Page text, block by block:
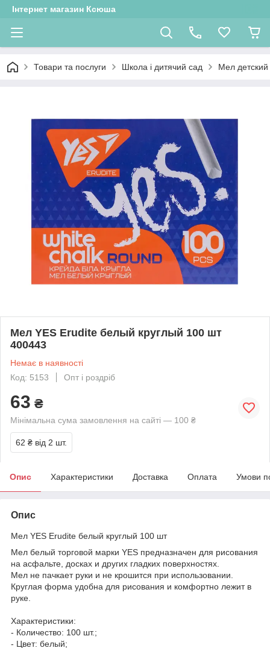
Інтернет магазин Ксюша
Товари та послуги Школа і дитячий сад Мел детский
Мел YES Erudite белый круглый 100 шт
400443
Немає в наявності
Код: 5153
Опт і роздріб
63 ₴
Мінімальна сума замовлення на сайті — 100 ₴
62 ₴ від 2 шт.
Опис Характеристики Доставка Оплата Умови
Опис
Мел YES Erudite белый круглый 100 шт
Мел белый торговой марки YES предназначен для рисования
на асфальте, досках и других гладких поверхностях.
Мел не пачкает руки и не крошится при использовании.
Круглая форма удобна для рисования и комфортно лежит в
руке.
Характеристики:
- Количество: 100 шт.;
- Цвет: белый;